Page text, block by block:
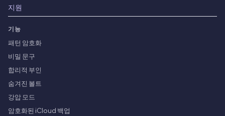
지원
기능
패턴 암호화
비밀 문구
합리적 부인
숨겨진 볼트
강압 모드
암호화된 iCloud 백업